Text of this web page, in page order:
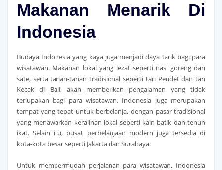
Makanan Menarik Di
Indonesia
Budaya Indonesia yang kaya juga menjadi daya tarik bagi para
wisatawan. Makanan lokal yang lezat seperti nasi goreng dan
sate, serta tarian-tarian tradisional seperti tari Pendet dan tari
Kecak di Bali, akan memberikan pengalaman yang tidak
terlupakan bagi para wisatawan. Indonesia juga merupakan
tempat yang tepat untuk berbelanja, dengan pasar tradisional
yang menawarkan kerajinan lokal seperti kain batik dan tenun
ikat. Selain itu, pusat perbelanjaan modern juga tersedia di
kota-kota besar seperti Jakarta dan Surabaya.
Untuk mempermudah perjalanan para wisatawan, Indonesia